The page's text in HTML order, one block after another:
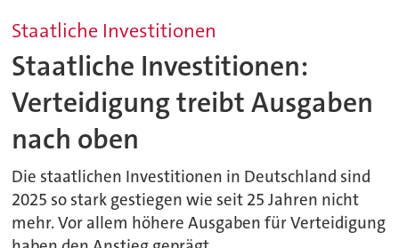
Staatliche Investitionen
Staatliche Investitionen:
Verteidigung treibt Ausgaben
nach oben
Die staatlichen Investitionen in Deutschland sind
2025 so stark gestiegen wie seit 25 Jahren nicht
mehr. Vor allem höhere Ausgaben für Verteidigung